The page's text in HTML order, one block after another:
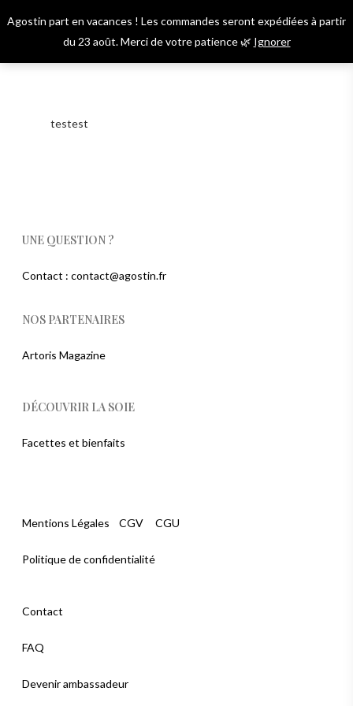
Agostin part en vacances ! Les commandes seront expédiées à partir
du 23 août. Merci de votre patience 🌿 Ignorer
to
account Menu
testest
UNE QUESTION ?
Contact : contact@agostin.fr
NOS PARTENAIRES
Artoris Magazine
DÉCOUVRIR LA SOIE
Facettes et bienfaits
Mentions Légales CGV CGU
Politique de confidentialité
Contact
FAQ
Devenir ambassadeur